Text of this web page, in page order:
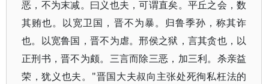
恶，不为末减。曰义也夫，可谓直矣。平丘之会，数
其贿也。以宽卫国，晋不为暴。归鲁季孙，称其诈
也。以宽鲁国，晋不为虐。邢侯之狱，言其贪也，以
正刑书，晋不为颇。三言而除三恶，加三利。杀亲益
荣，犹义也夫。"晋国大夫叔向主张处死徇私枉法的